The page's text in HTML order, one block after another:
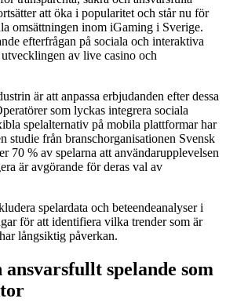
att öka i popularitet och står nu för
omsättningen inom iGaming i Sverige.
efterfrågan på sociala och interaktiva
av live casino och
är att anpassa erbjudanden efter dessa
som lyckas integrera sociala
spelalternativ på mobila plattformar har
studie från branschorganisationen Svensk
70 % av spelarna att användarupplevelsen
är avgörande för deras val av
spelardata och beteendeanalyser i
för att identifiera vilka trender som är
långsiktig påverkan.
spelande som